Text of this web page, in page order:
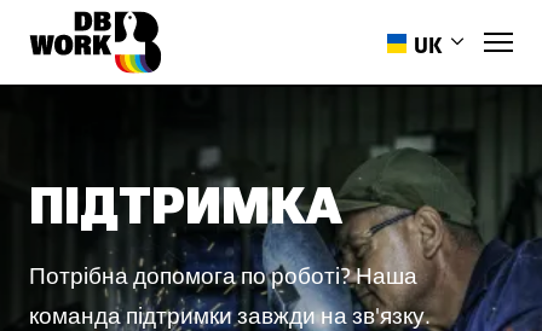
UK
EN
PL
RO
HR
ES
PT-PT
ПІДТРИМКА
Потрібна допомога по роботі? Наша
команда підтримки завжди на зв'язку.